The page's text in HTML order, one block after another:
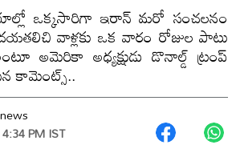
ఒక్కసారిగా ఇరాన్ మరో సంచలనం
వాళ్లకు ఒక వారం రోజుల పాటు
అమెరికా అధ్యక్షుడు డొనాల్డ్ ట్రంప్
కామెంట్స్..
PM IST